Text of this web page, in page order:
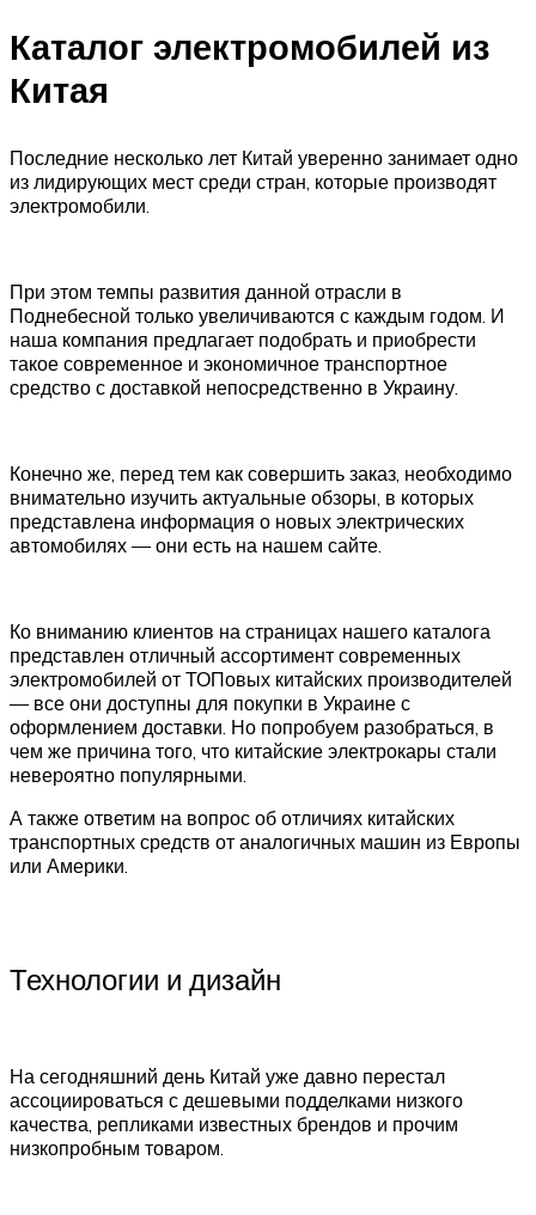
Каталог электромобилей из
Китая
Последние несколько лет Китай уверенно занимает одно
из лидирующих мест среди стран, которые производят
электромобили.
При этом темпы развития данной отрасли в
Поднебесной только увеличиваются с каждым годом. И
наша компания предлагает подобрать и приобрести
такое современное и экономичное транспортное
средство с доставкой непосредственно в Украину.
Конечно же, перед тем как совершить заказ, необходимо
внимательно изучить актуальные обзоры, в которых
представлена информация о новых электрических
автомобилях — они есть на нашем сайте.
Ко вниманию клиентов на страницах нашего каталога
представлен отличный ассортимент современных
электромобилей от ТОПовых китайских производителей
— все они доступны для покупки в Украине с
оформлением доставки. Но попробуем разобраться, в
чем же причина того, что китайские электрокары стали
невероятно популярными.
А также ответим на вопрос об отличиях китайских
транспортных средств от аналогичных машин из Европы
или Америки.
Технологии и дизайн
На сегодняшний день Китай уже давно перестал
ассоциироваться с дешевыми подделками низкого
качества, репликами известных брендов и прочим
низкопробным товаром.